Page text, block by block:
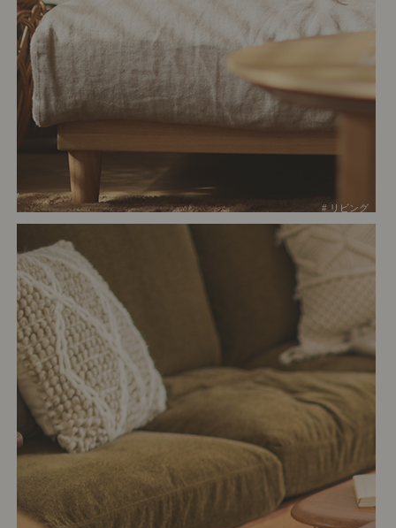
# リビング